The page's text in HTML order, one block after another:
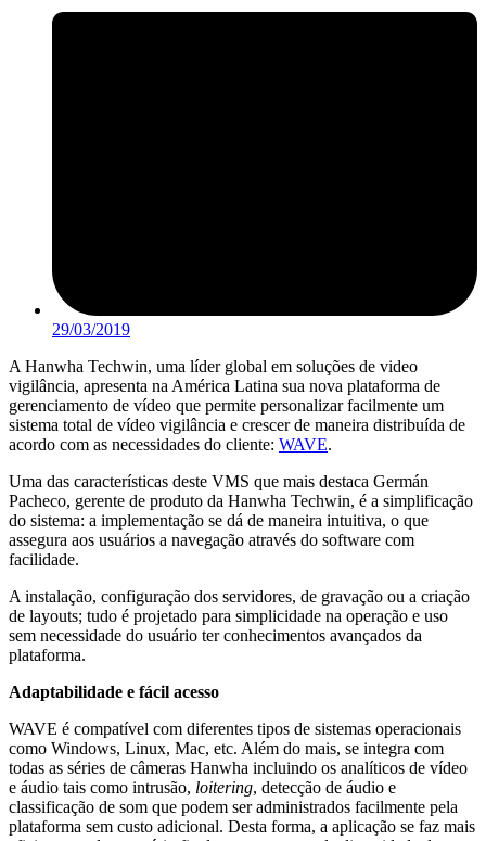
29/03/2019
A Hanwha Techwin, uma líder global em soluções de video
vigilância, apresenta na América Latina sua nova plataforma de
gerenciamento de vídeo que permite personalizar facilmente um
sistema total de vídeo vigilância e crescer de maneira distribuída de
acordo com as necessidades do cliente: WAVE.
Uma das características deste VMS que mais destaca Germán
Pacheco, gerente de produto da Hanwha Techwin, é a simplificação
do sistema: a implementação se dá de maneira intuitiva, o que
assegura aos usuários a navegação através do software com
facilidade.
A instalação, configuração dos servidores, de gravação ou a criação
de layouts; tudo é projetado para simplicidade na operação e uso
sem necessidade do usuário ter conhecimentos avançados da
plataforma.
Adaptabilidade e fácil acesso
WAVE é compatível com diferentes tipos de sistemas operacionais
como Windows, Linux, Mac, etc. Além do mais, se integra com
todas as séries de câmeras Hanwha incluindo os analíticos de vídeo
e áudio tais como intrusão, loitering, detecção de áudio e
classificação de som que podem ser administrados facilmente pela
plataforma sem custo adicional. Desta forma, a aplicação se faz mais